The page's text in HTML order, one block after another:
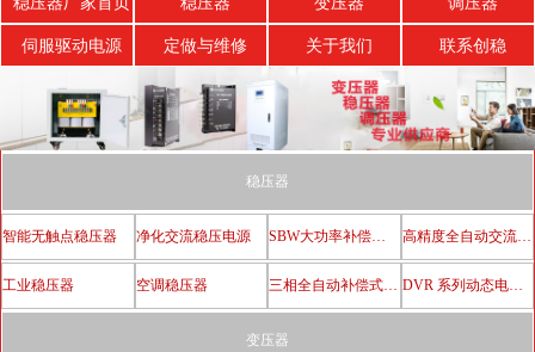
伺服驱动电源 定做与维修 关于我们 联系创稳
稳压器
智能无触点稳压器 净化交流稳压电源 SBW大功率补偿电力稳压器 高精度全自动交流稳压器
工业稳压器 空调稳压器 三相全自动补偿式电力稳压器 DVR 系列动态电压恢复器
变压器